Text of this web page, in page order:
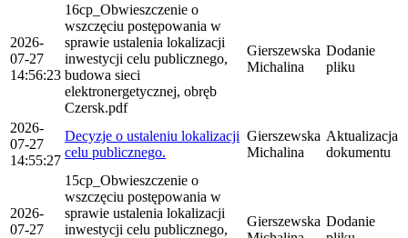
2026-
07-27
14:56:23
16cp_Obwieszczenie o
wszczęciu postępowania w
sprawie ustalenia lokalizacji
inwestycji celu publicznego,
budowa sieci
elektronergetycznej, obręb
Czersk.pdf
Gierszewska
Michalina
Dodanie
pliku
2026-
07-27
14:55:27
Decyzje o ustaleniu lokalizacji
celu publicznego.
Gierszewska
Michalina
Aktualizacja
dokumentu
2026-
07-27
15cp_Obwieszczenie o
wszczęciu postępowania w
sprawie ustalenia lokalizacji
inwestycji celu publicznego,
Gierszewska Dodanie